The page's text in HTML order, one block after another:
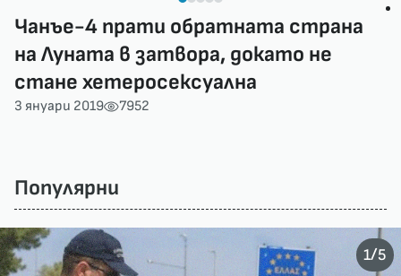
Чанъе-4 прати обратната страна
на Луната в затвора, докато не
стане хетеросексуална
3 януари 2019 7952
Популярни
1/5